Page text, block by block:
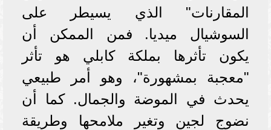
المقارنات" الذي يسيطر على
السوشيال ميديا. فمن الممكن أن
يكون تأثرها بملكة كابلي هو تأثر
"معجبة بمشهورة"، وهو أمر طبيعي
يحدث في الموضة والجمال. كما أن
نضوج لجين وتغير ملامحها وطريقة